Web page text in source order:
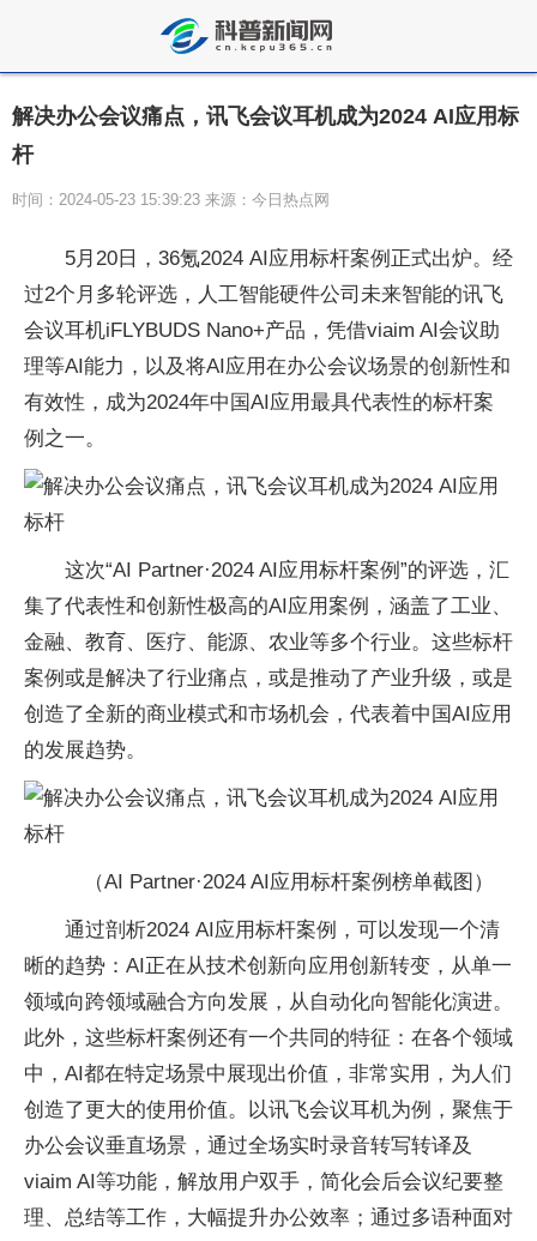
解决办公会议痛点，讯飞会议耳机成为2024 AI应用标
杆
时间：2024-05-23 15:39:23 来源：今日热点网
5月20日，36氪2024 AI应用标杆案例正式出炉。经
过2个月多轮评选，人工智能硬件公司未来智能的讯飞
会议耳机iFLYBUDS Nano+产品，凭借viaim AI会议助
理等AI能力，以及将AI应用在办公会议场景的创新性和
有效性，成为2024年中国AI应用最具代表性的标杆案
例之一。
这次“AI Partner·2024 AI应用标杆案例”的评选，汇
集了代表性和创新性极高的AI应用案例，涵盖了工业、
金融、教育、医疗、能源、农业等多个行业。这些标杆
案例或是解决了行业痛点，或是推动了产业升级，或是
创造了全新的商业模式和市场机会，代表着中国AI应用
的发展趋势。
（AI Partner·2024 AI应用标杆案例榜单截图）
通过剖析2024 AI应用标杆案例，可以发现一个清
晰的趋势：AI正在从技术创新向应用创新转变，从单一
领域向跨领域融合方向发展，从自动化向智能化演进。
此外，这些标杆案例还有一个共同的特征：在各个领域
中，AI都在特定场景中展现出价值，非常实用，为人们
创造了更大的使用价值。以讯飞会议耳机为例，聚焦于
办公会议垂直场景，通过全场实时录音转写转译及
viaim AI等功能，解放用户双手，简化会后会议纪要整
理、 总结等工作，大幅提升办公效率；通过多语种面对